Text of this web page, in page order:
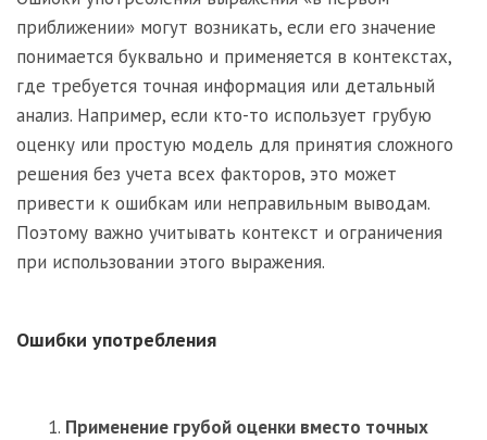
приближении» могут возникать, если его значение
понимается буквально и применяется в контекстах,
где требуется точная информация или детальный
анализ. Например, если кто-то использует грубую
оценку или простую модель для принятия сложного
решения без учета всех факторов, это может
привести к ошибкам или неправильным выводам.
Поэтому важно учитывать контекст и ограничения
при использовании этого выражения.
Ошибки употребления
Применение грубой оценки вместо точных